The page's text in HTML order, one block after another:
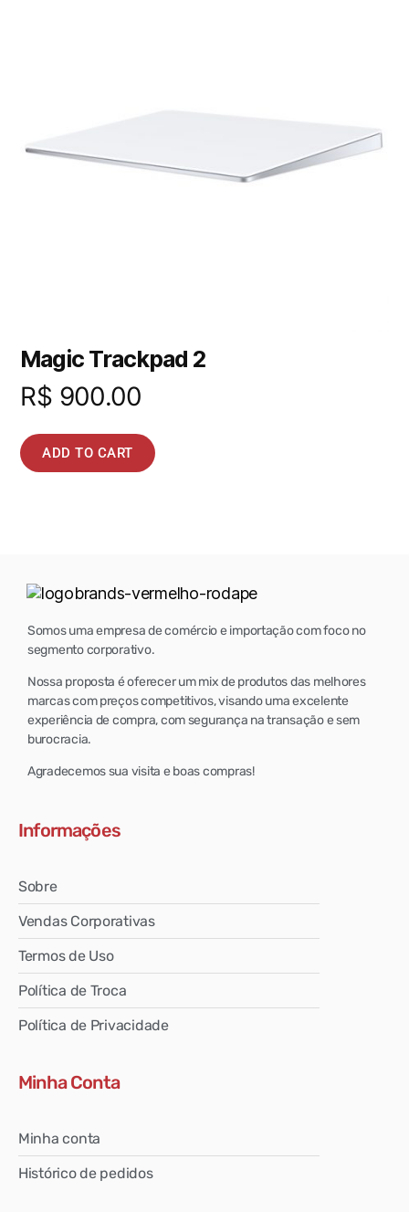
Magic Trackpad 2
R$ 900.00
ADD TO CART
Somos uma empresa de comércio e importação com foco no
segmento corporativo.
Nossa proposta é oferecer um mix de produtos das melhores
marcas com preços competitivos, visando uma excelente
experiência de compra, com segurança na transação e sem
burocracia.
Agradecemos sua visita e boas compras!
Informações
Sobre
Vendas Corporativas
Termos de Uso
Política de Troca
Política de Privacidade
Minha Conta
Minha conta
Histórico de pedidos